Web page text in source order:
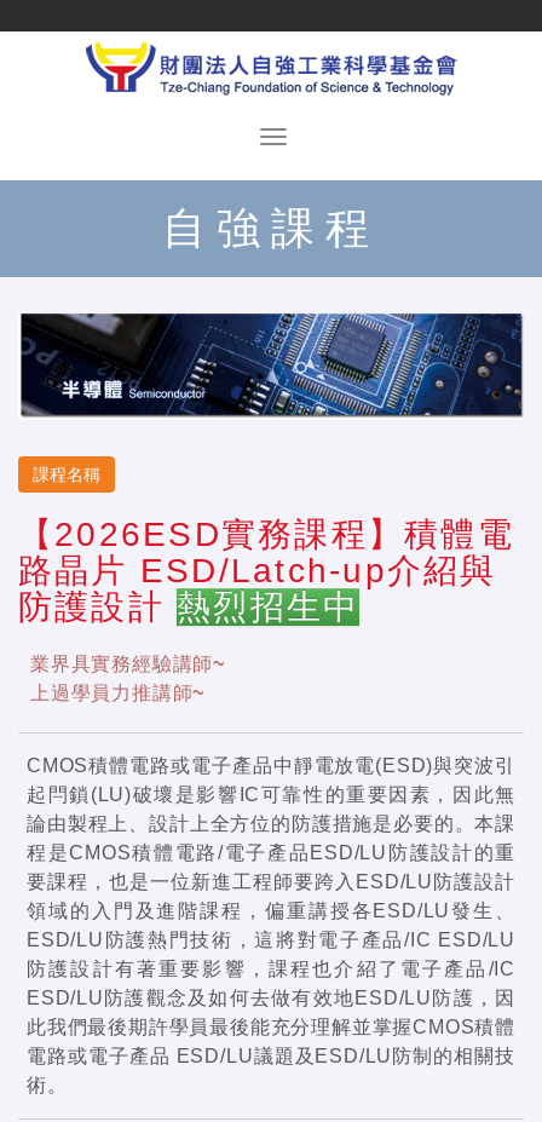
自強課程
課程名稱
【2026ESD實務課程】積體電
路晶片 ESD/Latch-up介紹與
防護設計 熱烈招生中
業界具實務經驗講師~
上過學員力推講師~
CMOS積體電路或電子產品中靜電放電(ESD)與突波引
起閂鎖(LU)破壞是影響IC可靠性的重要因素，因此無
論由製程上、設計上全方位的防護措施是必要的。本課
程是CMOS積體電路/電子產品ESD/LU防護設計的重
要課程，也是一位新進工程師要跨入ESD/LU防護設計
領域的入門及進階課程，偏重講授各ESD/LU發生、
ESD/LU防護熱門技術，這將對電子產品/IC ESD/LU
防護設計有著重要影響，課程也介紹了電子產品/IC
ESD/LU防護觀念及如何去做有效地ESD/LU防護，因
此我們最後期許學員最後能充分理解並掌握CMOS積體
電路或電子產品 ESD/LU議題及ESD/LU防制的相關技
術。